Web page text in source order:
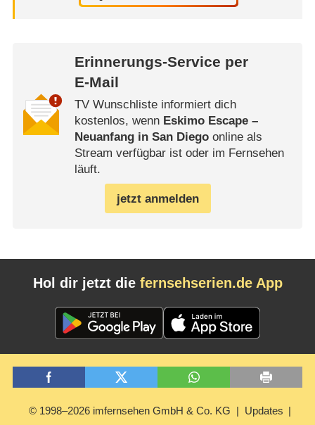
Erinnerungs-Service per
E-Mail
TV Wunschliste informiert dich
kostenlos, wenn Eskimo Escape –
Neuanfang in San Diegoonline als
Stream verfügbar ist oder im Fernsehen
läuft.
jetzt anmelden
Hol dir jetzt die fernsehserien.de App
© 1998–2026 imfernsehen GmbH & Co. KG Updates